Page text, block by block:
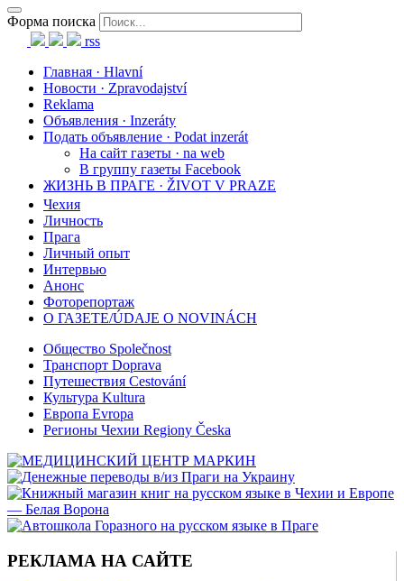
Форма поиска
rss
Главная · Hlavní
Новости · Zpravodajství
Reklama
Объявления · Inzeráty
Подать объявление · Podat inzerát
На сайт газеты · na web
В группу газеты Facebook
ЖИЗНЬ В ПРАГЕ · ŽIVOT V PRAZE
Чехия
Личность
Прага
Личный опыт
Интервью
Анонс
Фоторепортаж
О ГАЗЕТЕ/ÚDAJE O NOVINÁCH
Общество Společnost
Транспорт Doprava
Путешествия Cestování
Культура Kultura
Европа Evropa
Регионы Чехии Regiony Česka
РЕКЛАМА НА САЙТЕ